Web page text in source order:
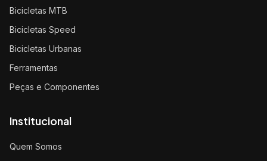
Bicicletas MTB
Bicicletas Speed
Bicicletas Urbanas
Ferramentas
Peças e Componentes
Institucional
Quem Somos